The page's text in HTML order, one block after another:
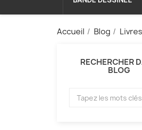
Accueil Blog
RECHERCHER
BLOG